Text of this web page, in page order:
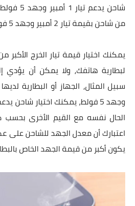
شاحن
من شاحن بقيمة تيار 2 أمبير وجهد 5 فولط.
يمكنك اختيار قيمة تيار الخرج
لبطارية هاتفك، ولا يمكن أن
الحال نفسه مع القيم الأخرى
اعتبارك أن معدل الجهد للشاحن على
يكون أكبر من قيمة الجهد الخاص